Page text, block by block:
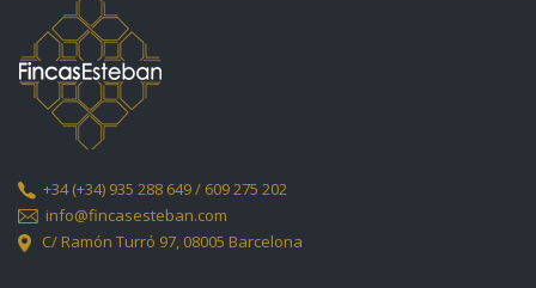
+34(+34) 935 288 649 / 609 275 202
info@fincasesteban.com
C/ Ramón Turró 97, 08005 Barcelona